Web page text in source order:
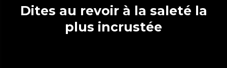
Dites au revoir à la saleté la
plus incrustée